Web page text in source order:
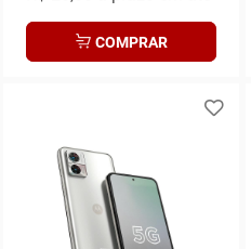
COMPRAR